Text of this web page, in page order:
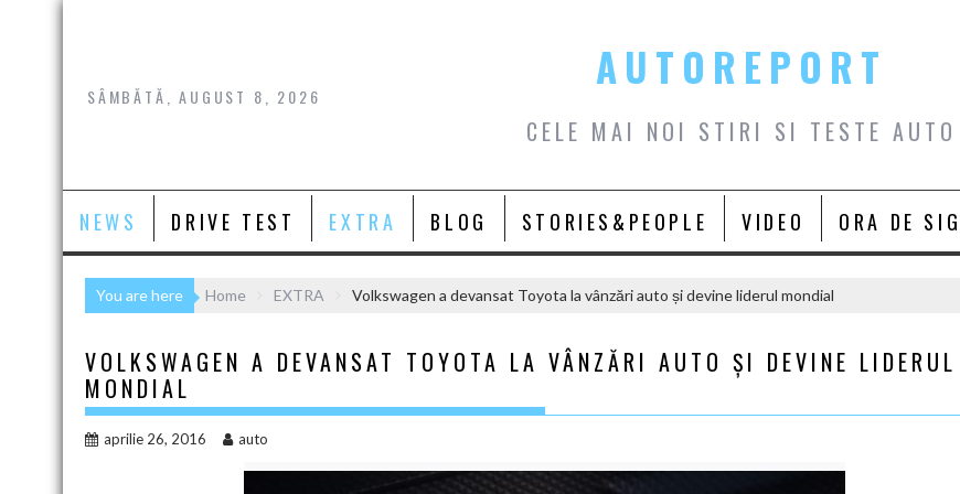
Skip
SÂMBĂTĂ, AUGUST 8, 2026
AUTOREPORT
CELE MAI NOI STIRI SI TESTE AUTO
NEWS DRIVE TEST EXTRA BLOG STORIES&PEOPLE VIDEO ORA DE
You are here Home EXTRA Volkswagen a devansat Toyota la vânzări auto și devine liderul mondial
VOLKSWAGEN A DEVANSAT TOYOTA LA VÂNZĂRI AUTO ȘI DEVINE LIDERUL
MONDIAL
aprilie 26, 2016 auto